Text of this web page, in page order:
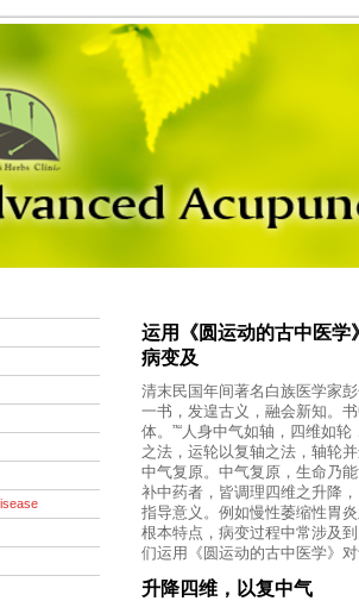
运用《圆运动的古中医学
病变及
清末民国年间著名白族医学家
一书，发遑古义，融会新知。
体。”“人身中气如轴，四维如
之法，运轮以复轴之法，轴轮
中气复原。中气复原，生命乃
补中药者，皆调理四维之升降
指导意义。例如慢性萎缩性胃
根本特点，病变过程中常涉及
们运用《圆运动的古中医学》
升降四维，以复中气